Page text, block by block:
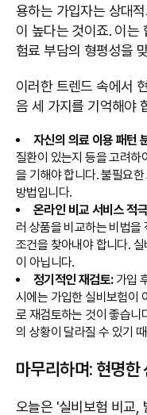
용하는 가입자는 상대
이 높다는 것이죠. 이는
험료 부담의 형평성을
이러한 트렌드 속에서
음 세 가지를 기억해야
자신의 의료 이용 패턴
질환이 있는지 등을 고려하
을 기해야 합니다. 불필요
방법입니다.
온라인 비교 서비스 적
러 상품을 비교하는 비법을
조건을 찾아내야 합니다.
이 아닙니다.
정기적인 재검토:가입
시에는 가입한 실비보험이
로 재검토하는 것이 좋습니
의 상황이 달라질 수 있기
마무리하며: 현명한
오늘은 '실비보험 비교,